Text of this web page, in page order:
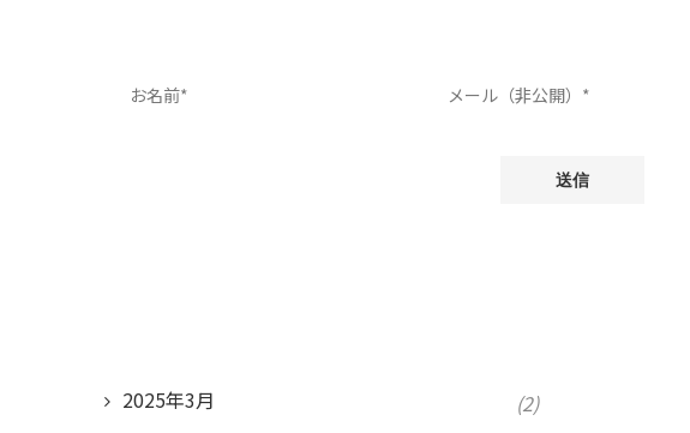
2025年3月 (2)